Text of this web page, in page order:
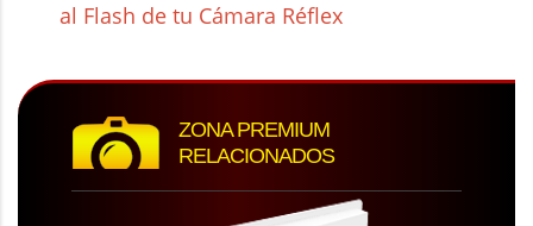
al Flash de tu Cámara Réflex
ZONA PREMIUM
RELACIONADOS